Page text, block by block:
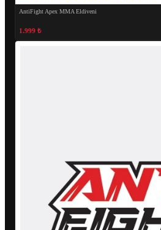
AntiFight Apex MMA Eldiveni
1.999 ₺